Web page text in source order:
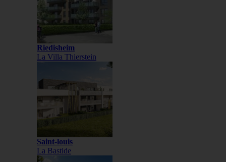
Riedisheim
La Villa Thierstein
Saint-louis
La Bastide